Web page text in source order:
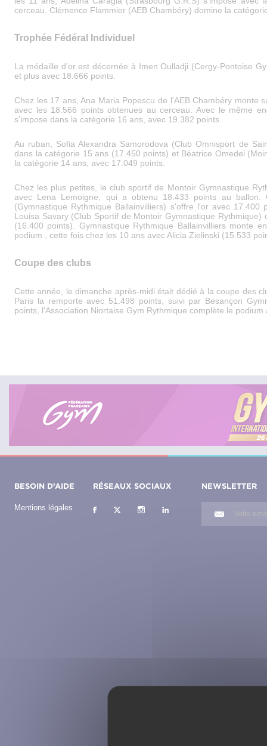
cerceau. Clémence Flammier (AEB Chambéry) domine la
Trophée Fédéral Individuel
La médaille d'or est décernée à Imen Oulladji (Cergy-Pontoise
et plus avec 18.666 points.
Chez les 17 ans, Ana Maria Popescu de l'AEB Chambéry monte
avec les 18.566 points obtenues au cerceau. Avec le même
s'impose dans la catégorie 16 ans, avec 19.382 points.
Au ruban, Sofia Alexandra Samorodova (Club Omnisport de
dans la catégorie 15 ans (17.450 points) et Béatrice Omedei
la catégorie 14 ans, avec 17.049 points.
Chez les plus petites, le club sportif de Montoir Gymnastique
avec Lena Lemoigne, qui a obtenu 18.433 points au
(Gymnastique Rythmique Ballainvilliers) s'offre l'or avec 17.400
Louisa Savary (Club Sportif de Montoir Gymnastique
(16.400 points). Gymnastique Rythmique Ballainvilliers monte
podium , cette fois chez les 10 ans avec Alicia Zielinski (15.533
Coupe des clubs
Cette année, le dimanche après-midi était dédié à la coupe des
Paris la remporte avec 51.498 points, suivi par Besançon
points, l'Association Niortaise Gym Rythmique complète le
BESOIN D’AIDE
Mentions légales
RÉSEAUX SOCIAUX NEWSLETTER